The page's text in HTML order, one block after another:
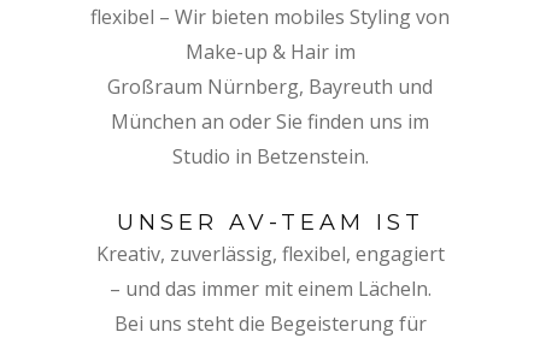
flexibel – Wir bieten mobiles Styling von
Make-up & Hair im
Großraum Nürnberg, Bayreuth und
München an oder Sie finden uns im
Studio in Betzenstein.
UNSER AV-TEAM IST
Kreativ, zuverlässig, flexibel, engagiert
– und das immer mit einem Lächeln.
Bei uns steht die Begeisterung für